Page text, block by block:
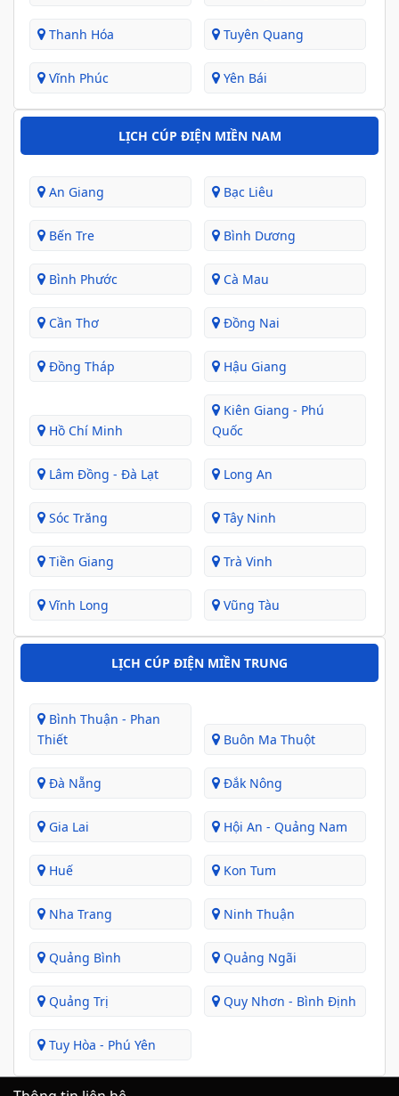
Thanh Hóa Tuyên Quang
Vĩnh Phúc Yên Bái
LỊCH CÚP ĐIỆN MIỀN NAM
An Giang Bạc Liêu
Bến Tre Bình Dương
Bình Phước Cà Mau
Cần Thơ Đồng Nai
Đồng Tháp Hậu Giang
Hồ Chí Minh
Kiên Giang - Phú
Quốc
Lâm Đồng - Đà Lạt Long An
Sóc Trăng Tây Ninh
Tiền Giang Trà Vinh
Vĩnh Long Vũng Tàu
LỊCH CÚP ĐIỆN MIỀN TRUNG
Bình Thuận - Phan
Thiết
Buôn Ma Thuột
Đà Nẵng Đắk Nông
Gia Lai Hội An - Quảng Nam
Huế Kon Tum
Nha Trang Ninh Thuận
Quảng Bình Quảng Ngãi
Quảng Trị Quy Nhơn - Bình Định
Tuy Hòa - Phú Yên